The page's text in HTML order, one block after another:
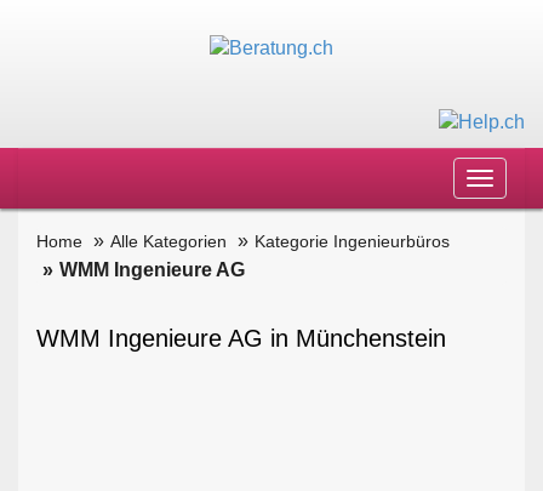
Toggle
Home Alle Kategorien Kategorie Ingenieurbüros
WMM Ingenieure AG
WMM Ingenieure AG in Münchenstein